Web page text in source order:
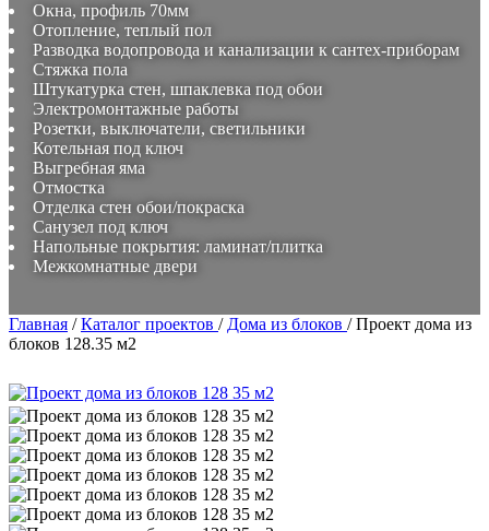
Окна, профиль 70мм
Отопление, теплый пол
Разводка водопровода и канализации к сантех-приборам
Стяжка пола
Штукатурка стен, шпаклевка под обои
Электромонтажные работы
Розетки, выключатели, светильники
Котельная под ключ
Выгребная яма
Отмостка
Отделка стен обои/покраска
Санузел под ключ
Напольные покрытия: ламинат/плитка
Межкомнатные двери
Главная /Каталог проектов / Дома из блоков /Проект дома из
блоков 128.35 м2